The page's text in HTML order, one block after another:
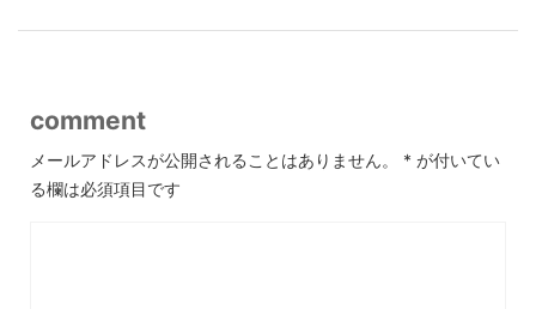
comment
メールアドレスが公開されることはありません。 * が付いてい
る欄は必須項目です